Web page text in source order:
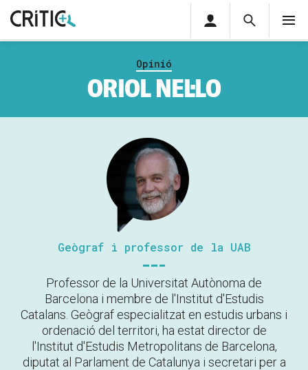
Cerca
Cerca
privada
Opinió
ORIOL NEL·LO
Geògraf i professor de la UAB
Professor de la Universitat Autònoma de
Barcelona i membre de l'Institut d'Estudis
Catalans. Geògraf especialitzat en estudis urbans i
ordenació del territori, ha estat director de
l'Institut d'Estudis Metropolitans de Barcelona,
diputat al Parlament de Catalunya i secretari per a